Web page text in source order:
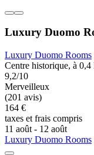
Luxury Duomo
Luxury Duomo Rooms
Centre historique, à 0,4
9,2/10
Merveilleux
(201 avis)
164 €
taxes et frais compris
11 août - 12 août
Luxury Duomo Rooms